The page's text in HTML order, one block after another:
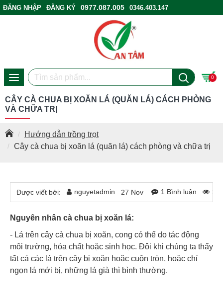
ĐĂNG NHẬP ĐĂNG KÝ 0977.087.005
0346.403.147
0
Hướng dẫn trồng trọt
Cây cà chua bị xoăn lá (quăn lá) cách phòng và chữa trị
CÂY CÀ CHUA BỊ XOĂN LÁ (QUĂN LÁ) CÁCH PHÒNG
VÀ CHỮA TRỊ
Được viết bởi: nguyetadmin 27 Nov 1 Bình luận
Nguyên nhân cà chua bị xoăn lá:
- Lá trên cây cà chua bị xoăn, cong có thể do tác động
môi trường, hóa chất hoặc sinh học. Đôi khi chúng ta thấy
tất cả các lá trên cây bị xoăn hoặc cuộn tròn, hoặc chỉ
ngọn lá mới bị, những lá già thì bình thường.